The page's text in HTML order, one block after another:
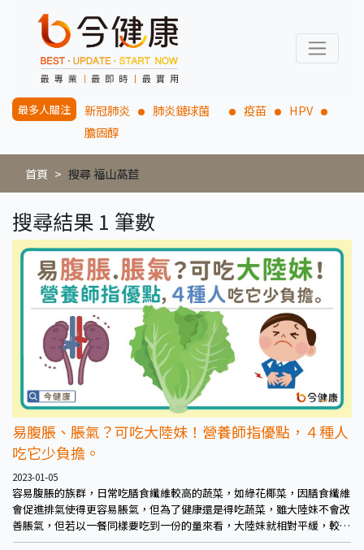
最多人關注 新冠肺炎 肺炎鏈球菌 疫苗
HPV
膽固醇
首頁 搜尋 福山萵苣
搜尋結果 1 筆數
易腹脹、脹氣？可吃大陸妹！營養師指優點，４種人
吃它少負擔。
2023-01-05
容易腹脹的族群，日常吃膳食纖維較高的蔬菜，如綠花椰菜，因膳食纖維
會促進排氣使得更容易脹氣，但為了健康還是得吃蔬菜，雖大陸妹不會改
善脹氣，但若以一餐同樣要吃到一份的量來看，大陸妹就相對平緩，較不
易脹氣，也可攝取營養。